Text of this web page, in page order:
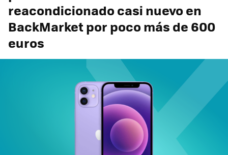
reacondicionado casi nuevo en
BackMarket por poco más de 600
euros